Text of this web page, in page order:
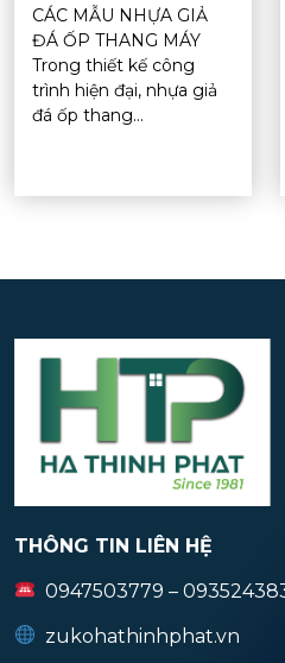
CÁC MẪU NHỰA GIẢ
ĐÁ ỐP THANG MÁY
Trong thiết kế công
trình hiện đại, nhựa giả
đá ốp thang...
THÔNG TIN LIÊN HỆ
0947503779 –
zukohathinhphat.vn